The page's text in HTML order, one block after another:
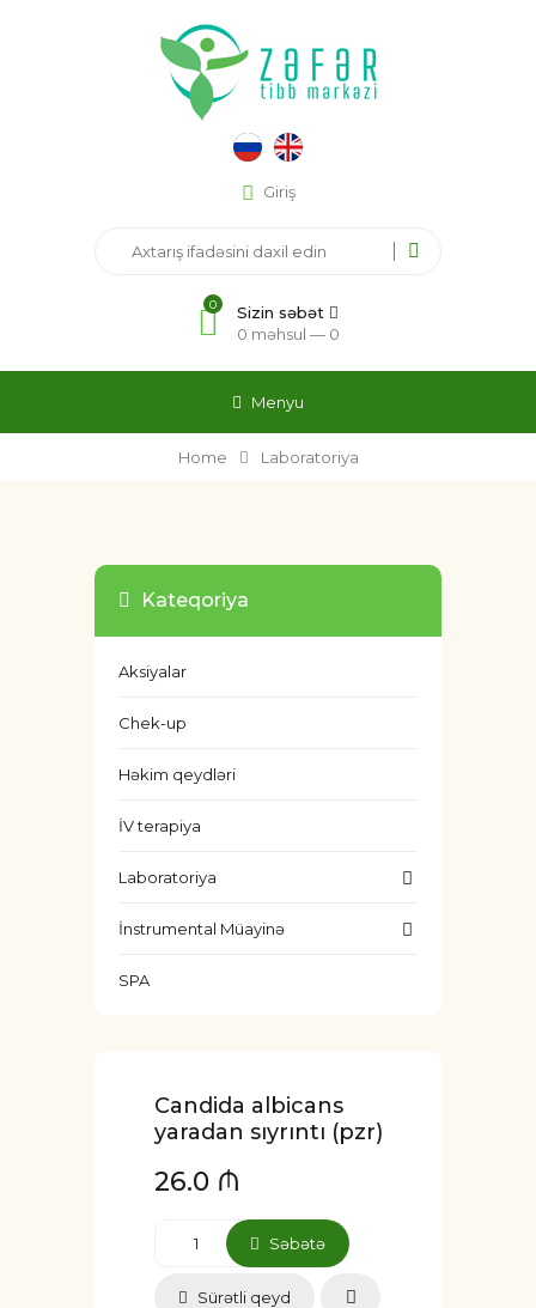
Giriş
0
Sizin səbət
0 məhsul — 0
Menyu
Home Laboratoriya
Kateqoriya
Aksiyalar
Chek-up
Həkim qeydləri
İV terapiya
Laboratoriya
İnstrumental Müayinə
SPA
Candida albicans
yaradan sıyrıntı (pzr)
26.0 ₼
Səbətə
Sürətli qeyd